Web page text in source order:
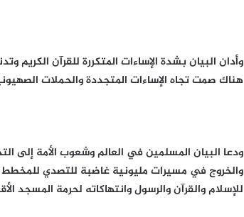
وأدان البيان بشدة الإساءات المتكررة للقرآن
هناك صمت تجاه الإساءات المتجددة والحملات
ودعا البيان المسلمين في العالم وشعوب الأمة إلى
والخروج في مسيرات مليونية غاضبة للتصدي للمخطط
للإسلام والقرآن والرسول وانتهاكاته لحرمة المسجد